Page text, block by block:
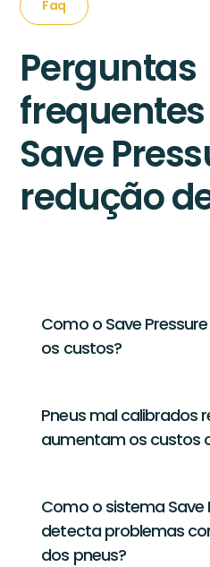
Faq
Perguntas
Save
redução
Como o Save
os custos?
Pneus mal calibrados
aumentam os custos
Como o sistema Save
detecta problemas
dos pneus?